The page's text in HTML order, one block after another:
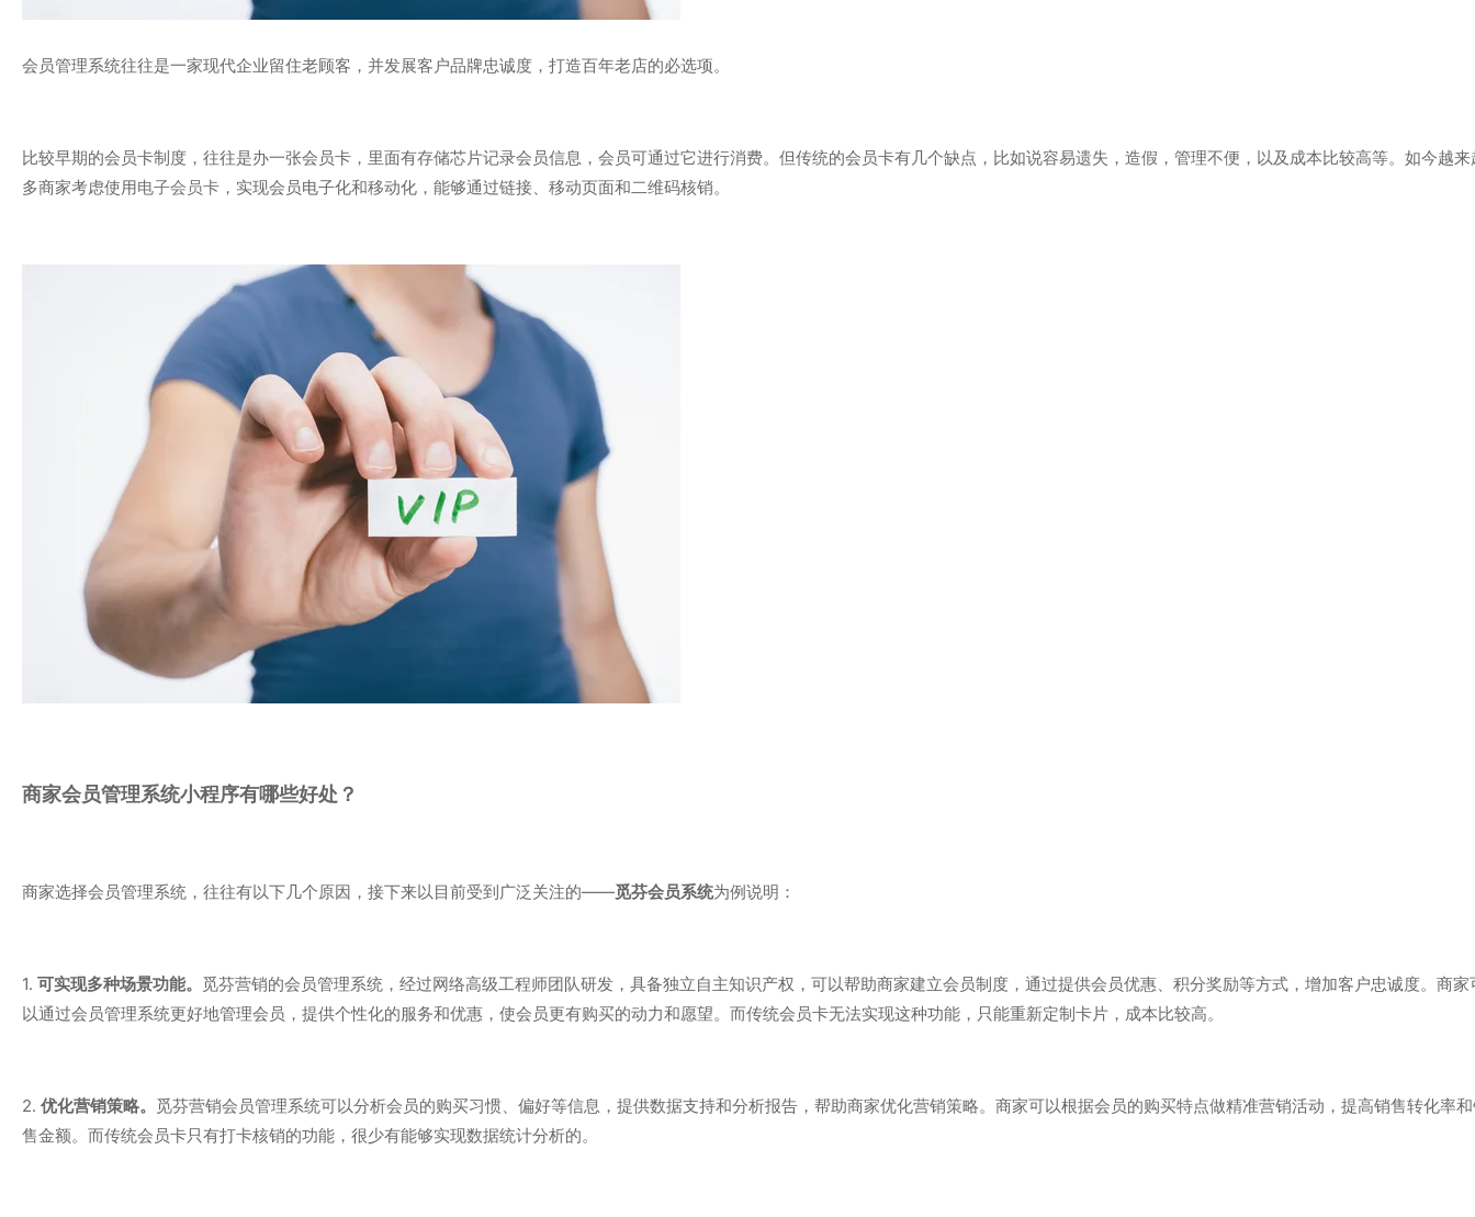
会员管理系统往往是一家现代企业留住老顾客，并发展客户品牌忠诚度，打造百年老店的必选项。
比较早期的会员卡制度，往往是办一张会员卡，里面有存储芯片记录会员信息，会员可通过它进行消费。但传统的会员卡有几个缺点，比如说容易遗失，造假，管理不便，以及成本比较高等。如今越来
多商家考虑使用电子会员卡 ，实现会员电子化和移动化，能够通过链接、移动页面和二维码核销。
商家会员管理系统小程序有哪些好处？
商家选择会员管理系统，往往有以下几个原因，接下来以目前受到广泛关注的——觅芬会员系统为例说明：
1. 可实现多种场景功能。 觅芬营销的会员管理系统，经过网络高级工程师团队研发，具备独立自主知识产权，可以帮助商家建立会员制度，通过提供会员优惠、积分奖励等方式，增加客户忠诚度。商家
以通过会员管理系统更好地管理会员，提供个性化的服务和优惠，使会员更有购买的动力和愿望。而传统会员卡无法实现这种功能，只能重新定制卡片，成本比较高。
2. 优化营销策略。 觅芬营销会员管理系统可以分析会员的购买习惯、偏好等信息，提供数据支持和分析报告，帮助商家优化营销策略。商家可以根据会员的购买特点做精准营销活动，提高销售转化率
售金额。而传统会员卡只有打卡核销的功能，很少有能够实现数据统计分析的。